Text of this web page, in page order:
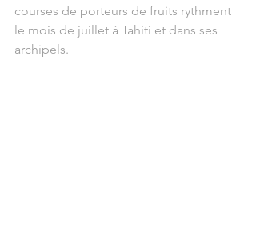
courses de porteurs de fruits rythment
le mois de juillet à Tahiti et dans ses
archipels.